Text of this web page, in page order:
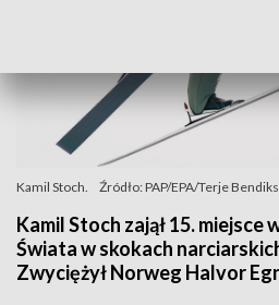
Kamil Stoch. Źródło: PAP/EPA/Terje
Kamil Stoch zajął 15. miejsce
Świata w skokach
Zwyciężył Norweg Halvor